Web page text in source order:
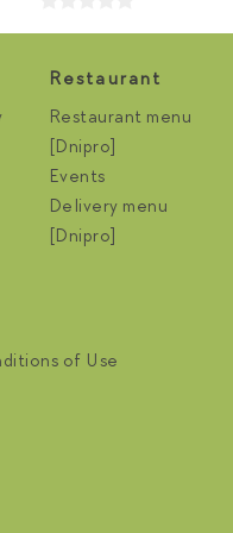
Restaurant
Restaurant menu
[Dnipro]
Events
Delivery menu
[Dnipro]
of Use